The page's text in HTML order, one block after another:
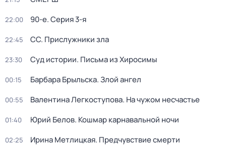
22:00 90-е. Серия 3-я
22:45 СС. Прислужники зла
23:30 Суд истории. Письма из Хиросимы
00:15 Барбара Брыльска. Злой ангел
00:55 Валентина Легкоступова. На чужом несчастье
01:40 Юрий Белов. Кошмар карнавальной ночи
02:25 Ирина Метлицкая. Предчувствие смерти